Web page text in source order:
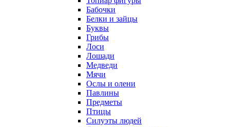
Бабочки
Белки и зайцы
Буквы
Грибы
Лоси
Лошади
Медведи
Мячи
Ослы и олени
Павлины
Предметы
Птицы
Силуэты людей